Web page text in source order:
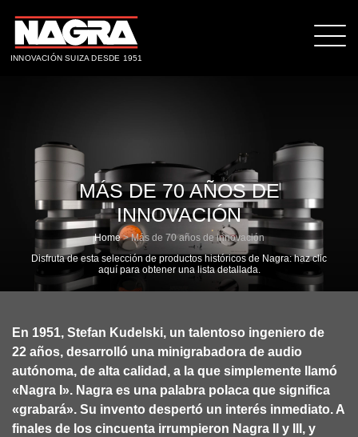
INNOVACIÓN SUIZA DESDE 1951
MÁS DE 70 AÑOS DE
INNOVACIÓN
Home>Más de 70 años de innovación
Disfruta de esta selección de productos históricos de Nagra:haz clic
aquí para obtener una lista detallada.
En 1951, Stefan Kudelski, un talentoso ingeniero de
22 años, desarrolló una minigrabadora de audio
autónoma, de alta calidad, a la que simplemente llamó
«Nagra I». Nagra es una palabra polaca que significa
«grabará». Su invento despertó un interés inmediato. A
finales de los cincuenta irrumpieron Nagra II y III, y